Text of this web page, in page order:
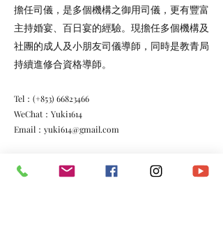
擔任司儀，是多個機構之御用司儀，更有豐富
主持婚宴、百日宴的經驗。現擔任多個機構及
社團的成人及小朋友司儀導師，同時是教青局
持續進修合資格導師。
Tel：(+853) 66823466
WeChat：Yuki1614
Email： yuki614@gmail.com
FB：
https://www.facebook.com/puiian.u